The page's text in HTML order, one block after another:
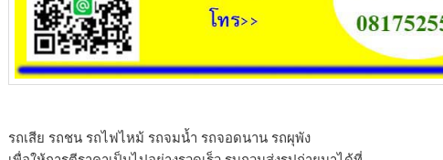
รถเสีย รถชน รถไฟไหม้ รถจมน้ำ รถจอดนาน รถผุพัง